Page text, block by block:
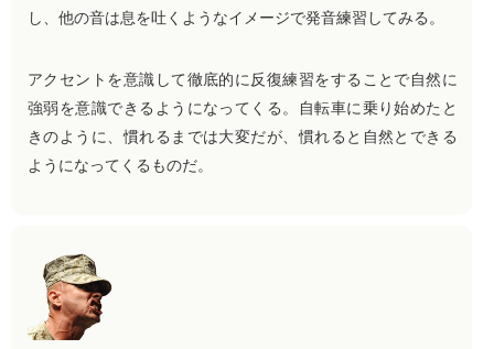
し、他の音は息を吐くようなイメージで発音練習してみる。
アクセントを意識して徹底的に反復練習をすることで自然に
強弱を意識できるようになってくる。自転車に乗り始めたと
きのように、慣れるまでは大変だが、慣れると自然とできる
ようになってくるものだ。